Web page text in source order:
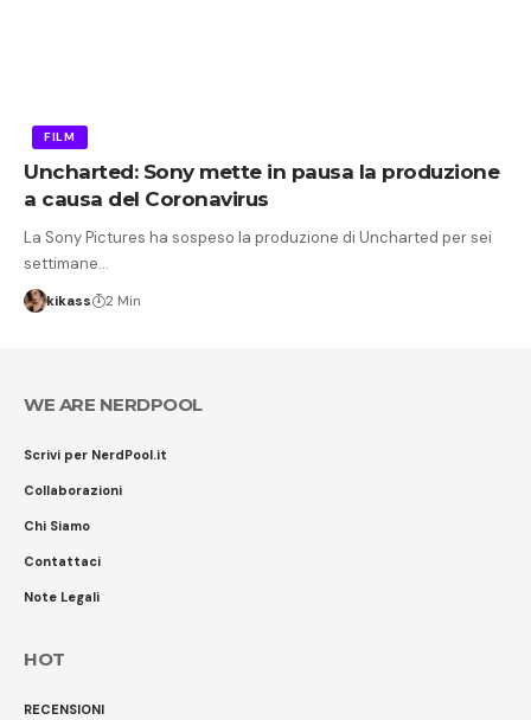
FILM
Uncharted: Sony mette in pausa la produzione
a causa del Coronavirus
La Sony Pictures ha sospeso la produzione di Uncharted per sei
settimane…
kikass 2 Min
WE ARE NERDPOOL
Scrivi per NerdPool.it
Collaborazioni
Chi Siamo
Contattaci
Note Legali
HOT
RECENSIONI